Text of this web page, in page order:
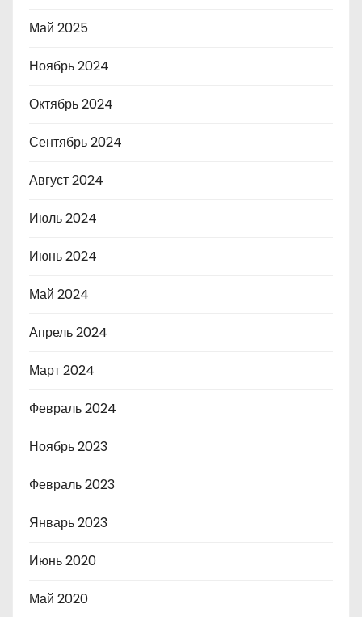
Май 2025
Ноябрь 2024
Октябрь 2024
Сентябрь 2024
Август 2024
Июль 2024
Июнь 2024
Май 2024
Апрель 2024
Март 2024
Февраль 2024
Ноябрь 2023
Февраль 2023
Январь 2023
Июнь 2020
Май 2020